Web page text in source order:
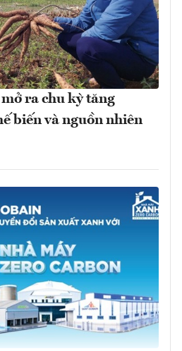
ra chu kỳ tăng
biến và nguồn nhiên